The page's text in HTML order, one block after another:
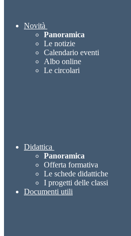
Novità
Panoramica
Le notizie
Calendario eventi
Albo online
Le circolari
Didattica
Panoramica
Offerta formativa
Le schede didattiche
I progetti delle classi
Documenti utili